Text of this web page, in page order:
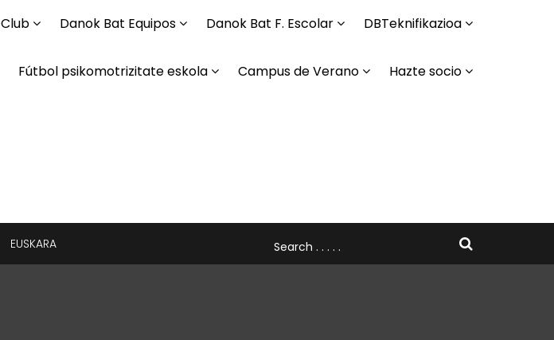
Club Danok Bat Equipos Danok Bat F. Escolar DBTeknifikazioa
Fútbol psikomotrizitate eskola Campus de Verano Hazte socio
EUSKARA